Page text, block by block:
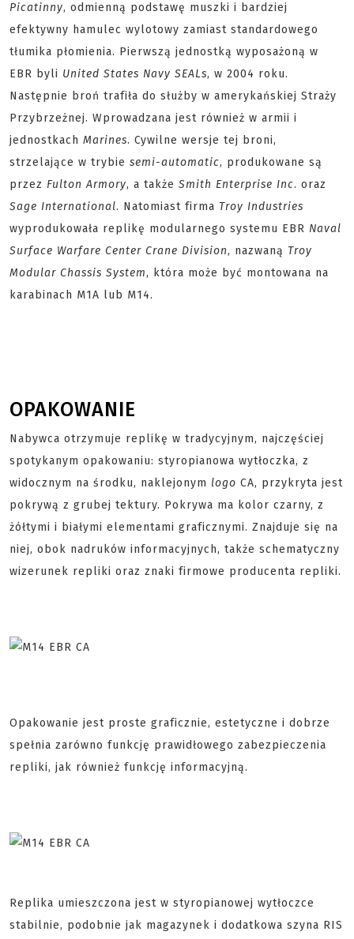
Picatinny, odmienną podstawę muszki i bardziej
efektywny hamulec wylotowy zamiast standardowego
tłumika płomienia. Pierwszą jednostką wyposażoną w
EBR byli United States Navy SEALs, w 2004 roku.
Następnie broń trafiła do służby w amerykańskiej Straży
Przybrzeżnej. Wprowadzana jest również w armii i
jednostkach Marines. Cywilne wersje tej broni,
strzelające w trybie semi-automatic, produkowane są
przez Fulton Armory, a także Smith Enterprise Inc. oraz
Sage International. Natomiast firma Troy Industries
wyprodukowała replikę modularnego systemu EBR Naval
Surface Warfare Center Crane Division, nazwaną Troy
Modular Chassis System, która może być montowana na
karabinach M1A lub M14.
OPAKOWANIE
Nabywca otrzymuje replikę w tradycyjnym, najczęściej
spotykanym opakowaniu: styropianowa wytłoczka, z
widocznym na środku, naklejonym logo CA, przykryta jest
pokrywą z grubej tektury. Pokrywa ma kolor czarny, z
żółtymi i białymi elementami graficznymi. Znajduje się na
niej, obok nadruków informacyjnych, także schematyczny
wizerunek repliki oraz znaki firmowe producenta repliki.
Opakowanie jest proste graficznie, estetyczne i dobrze
spełnia zarówno funkcję prawidłowego zabezpieczenia
repliki, jak również funkcję informacyjną.
Replika umieszczona jest w styropianowej wytłoczce
stabilnie, podobnie jak magazynek i dodatkowa szyna RIS